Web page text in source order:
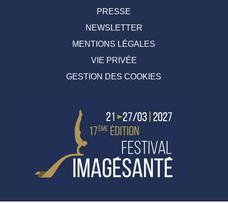
PRESSE
NEWSLETTER
MENTIONS LÉGALES
VIE PRIVÉE
GESTION DES COOKIES